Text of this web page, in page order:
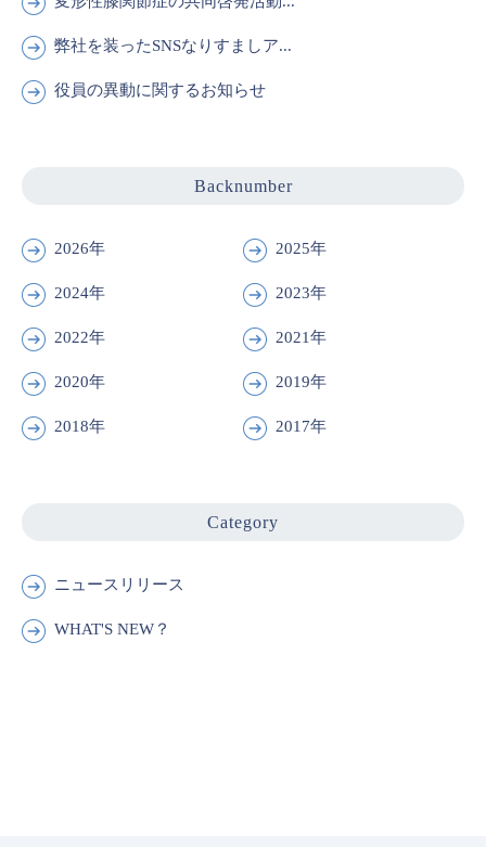
弊社を装ったSNSなりすましア...
役員の異動に関するお知らせ
Backnumber
2026年 2025年
2024年 2023年
2022年 2021年
2020年 2019年
2018年 2017年
Category
ニュースリリース
WHAT'S NEW？